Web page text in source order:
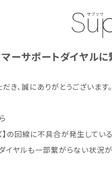
ーサポートダイヤル
、誠にありがとうございます。
の回線に不具合が発生している
イヤルも一部繋がらない状況が